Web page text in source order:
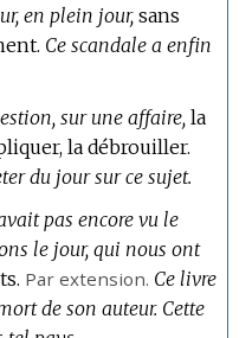
en plein jour, sans
Ce scandale a enfin
sur une affaire, la
la débrouiller.
du jour sur ce sujet.
pas encore vu le
le jour, qui nous ont
Par extension. Ce livre
de son auteur. Cette